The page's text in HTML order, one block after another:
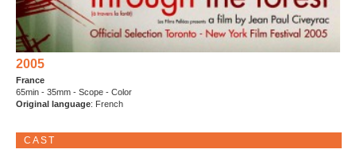
2005
France
65min - 35mm - Scope - Color
Original language: French
CAST